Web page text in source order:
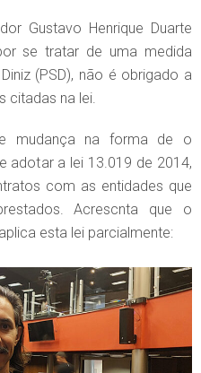
Gustavo Henrique Duarte
se tratar de uma medida
(PSD), não é obrigado a
citadas na lei.
mudança na forma de o
adotar a lei 13.019 de 2014,
com as entidades que
Acrescnta que o
esta lei parcialmente: